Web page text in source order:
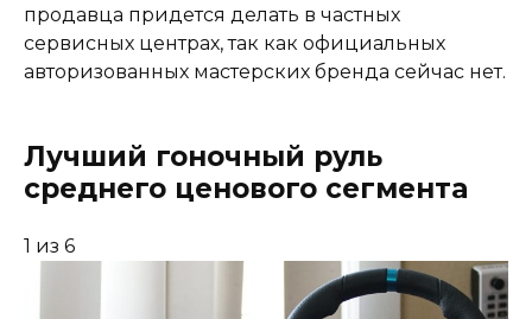
продавца придется делать в частных
сервисных центрах, так как официальных
авторизованных мастерских бренда сейчас нет.
Лучший гоночный руль
среднего ценового сегмента
1 из 6